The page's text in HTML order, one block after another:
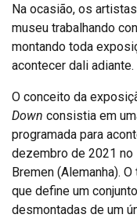
Na ocasião, os
museu trabalhando
montando toda
acontecer dali adiante.
O conceito da
Down consistia em
programada para
dezembro de 2021
Bremen (Alemanha).
que define um
desmontadas de um